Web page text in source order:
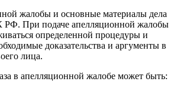
жалобы и основные материалы дела
РФ. При подаче апелляционной жалобы
определенной процедуры и
доказательства и аргументы в
лица.
в апелляционной жалобе может быть: